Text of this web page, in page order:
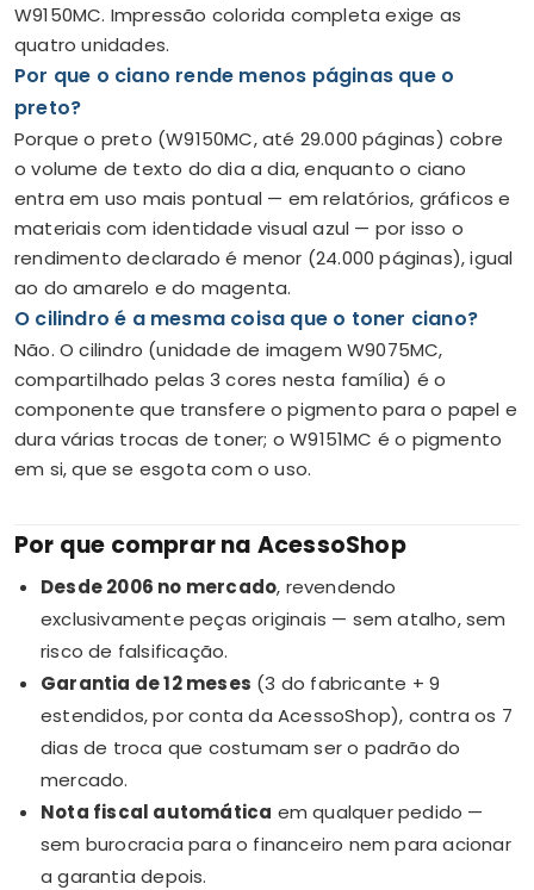
W9150MC. Impressão colorida completa exige as
quatro unidades.
Por que o ciano rende menos páginas que o
preto?
Porque o preto (W9150MC, até 29.000 páginas) cobre
o volume de texto do dia a dia, enquanto o ciano
entra em uso mais pontual — em relatórios, gráficos e
materiais com identidade visual azul — por isso o
rendimento declarado é menor (24.000 páginas), igual
ao do amarelo e do magenta.
O cilindro é a mesma coisa que o toner ciano?
Não. O cilindro (unidade de imagem W9075MC,
compartilhado pelas 3 cores nesta família) é o
componente que transfere o pigmento para o papel e
dura várias trocas de toner; o W9151MC é o pigmento
em si, que se esgota com o uso.
Por que comprar na AcessoShop
Desde 2006 no mercado, revendendo
exclusivamente peças originais — sem atalho, sem
risco de falsificação.
Garantia de 12 meses (3 do fabricante + 9
estendidos, por conta da AcessoShop), contra os 7
dias de troca que costumam ser o padrão do
mercado.
Nota fiscal automática em qualquer pedido —
sem burocracia para o financeiro nem para acionar
a garantia depois.